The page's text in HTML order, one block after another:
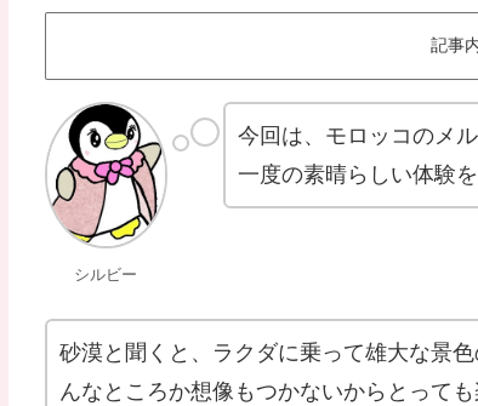
記事
シルビー
今回は、モロッコのメ
一度の素晴らしい体験
砂漠と聞くと、ラクダに乗って雄大な景
んなところか想像もつかないからとっても